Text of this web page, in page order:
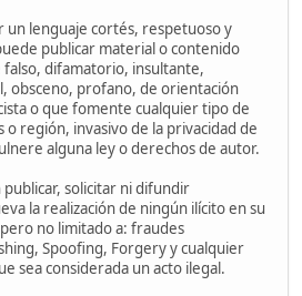
un lenguaje cortés, respetuoso y
publicar material o contenido
difamatorio, insultante,
obsceno, profano, de orientación
o que fomente cualquier tipo de
o región, invasivo de la privacidad de
alguna ley o derechos de autor.
solicitar ni difundir
la realización de ningún ilícito en su
no limitado a: fraudes
Spoofing, Forgery y cualquier
sea considerada un acto ilegal.